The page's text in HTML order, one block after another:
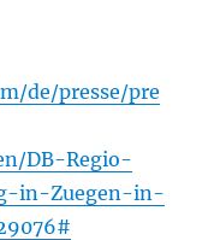
de/presse/pre
DB-Regio-
in-Zuegen-in-